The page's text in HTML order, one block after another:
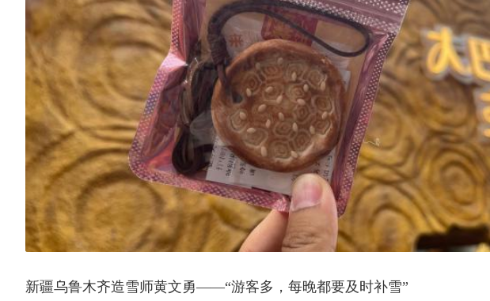
新疆乌鲁木齐造雪师黄文勇——“游客多，每晚都要及时补雪”